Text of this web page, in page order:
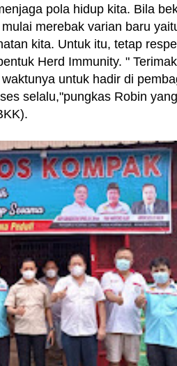
pola hidup kita. Bila
merebak varian baru
kita. Untuk itu, tetap
Herd Immunity. "
untuk hadir di
selalu,"pungkas Robin